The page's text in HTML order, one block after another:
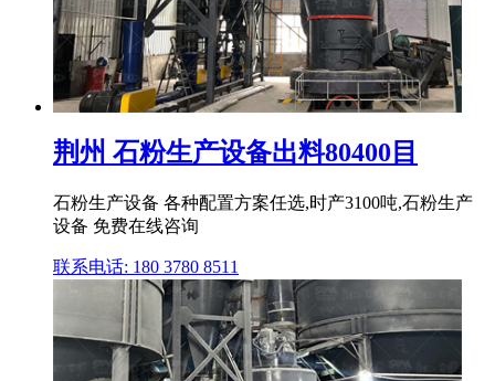
荆州 石粉生产设备出料80400目
石粉生产设备 各种配置方案任选,时产3100吨,石粉生产
设备 免费在线咨询
联系电话: 180 3780 8511